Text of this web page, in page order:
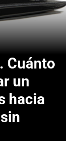
Cuánto
un
hacia